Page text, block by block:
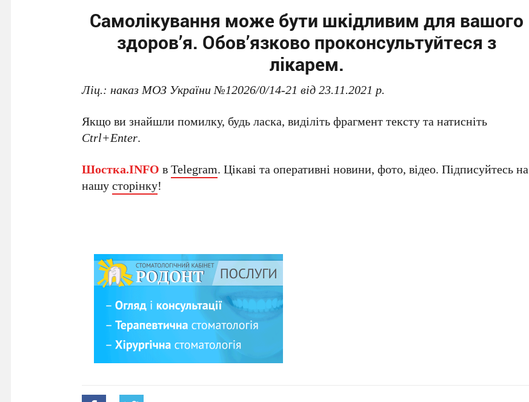
Самолікування може бути шкідливим для вашого
здоров’я. Обов’язково проконсультуйтеся з
лікарем.
Ліц.: наказ МОЗ України №12026/0/14-21 від 23.11.2021 р.
Якщо ви знайшли помилку, будь ласка, виділіть фрагмент тексту та натисніть
Ctrl+Enter.
Шостка.INFO вTelegram. Цікаві та оперативні новини, фото, відео. Підписуйтесь на
нашусторінку!